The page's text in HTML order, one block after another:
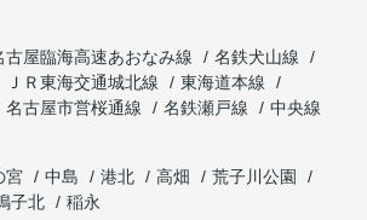
古屋臨海高速あおなみ線
名鉄犬山線
ＪＲ東海交通城北線
東海道本線
名古屋市営桜通線 名鉄瀬戸線
中央線
宮 中島 港北 高畑
荒子川公園
子北 稲永